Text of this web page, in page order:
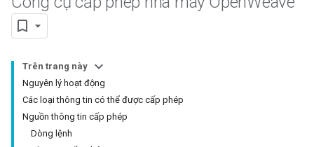
Trên trang này
Nguyên lý hoạt động
Các loại thông tin có thể được cấp phép
Nguồn thông tin cấp phép
Dòng lệnh